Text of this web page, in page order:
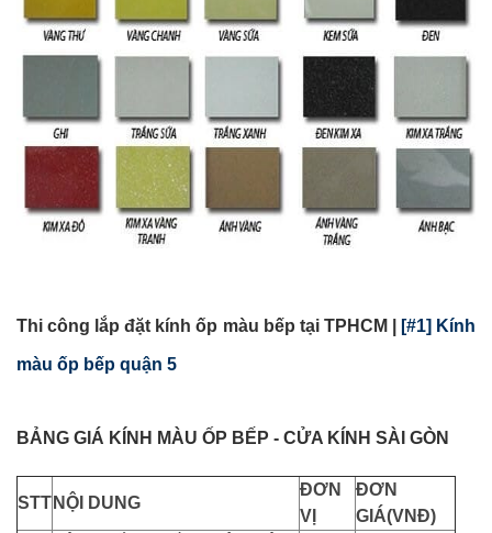
Thi công lắp đặt kính ốp màu bếp tại TPHCM | [#1] Kính
màu ốp bếp quận 5
BẢNG GIÁ KÍNH MÀU ỐP BẾP - CỬA KÍNH SÀI GÒN
STT NỘI DUNG
ĐƠN
VỊ
ĐƠN
GIÁ(VNĐ)